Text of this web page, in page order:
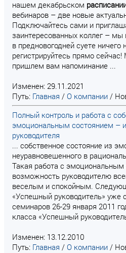
нашем декабрьском
вебинаров – две новые
Подключайтесь сами и
заинтересованных коллег –
в предновогодней суете ничего
регистрируйтесь прямо
пришлем вам напоминание ...
Изменен: 29.11.2021
Путь: Главная / О компании /
Полный контроль и работа с
эмоциональным состоянием –
руководителя
... собственное состояние из
неуравновешенного в
Такая работа с
возможность руководителю
веселым и спокойным.
«Успешный руководитель» уже
семинаров 26-29 января 2011
класса «Успешный
Изменен: 13.12.2010
Путь: Главная / О компании /